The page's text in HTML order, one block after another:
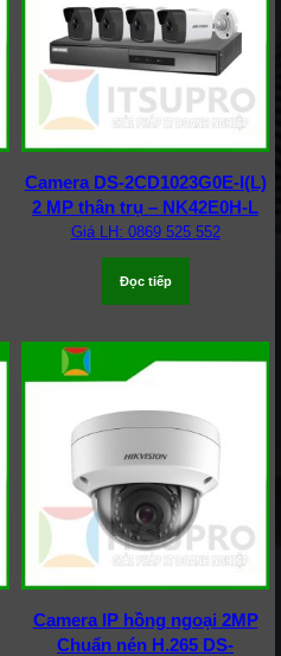
Camera DS-2CD1023G0E-I(L)
2 MP thân trụ – NK42E0H-L
Giá LH: 0869 525 552
Đọc tiếp
Camera IP hồng ngoại 2MP
Chuẩn nén H.265 DS-